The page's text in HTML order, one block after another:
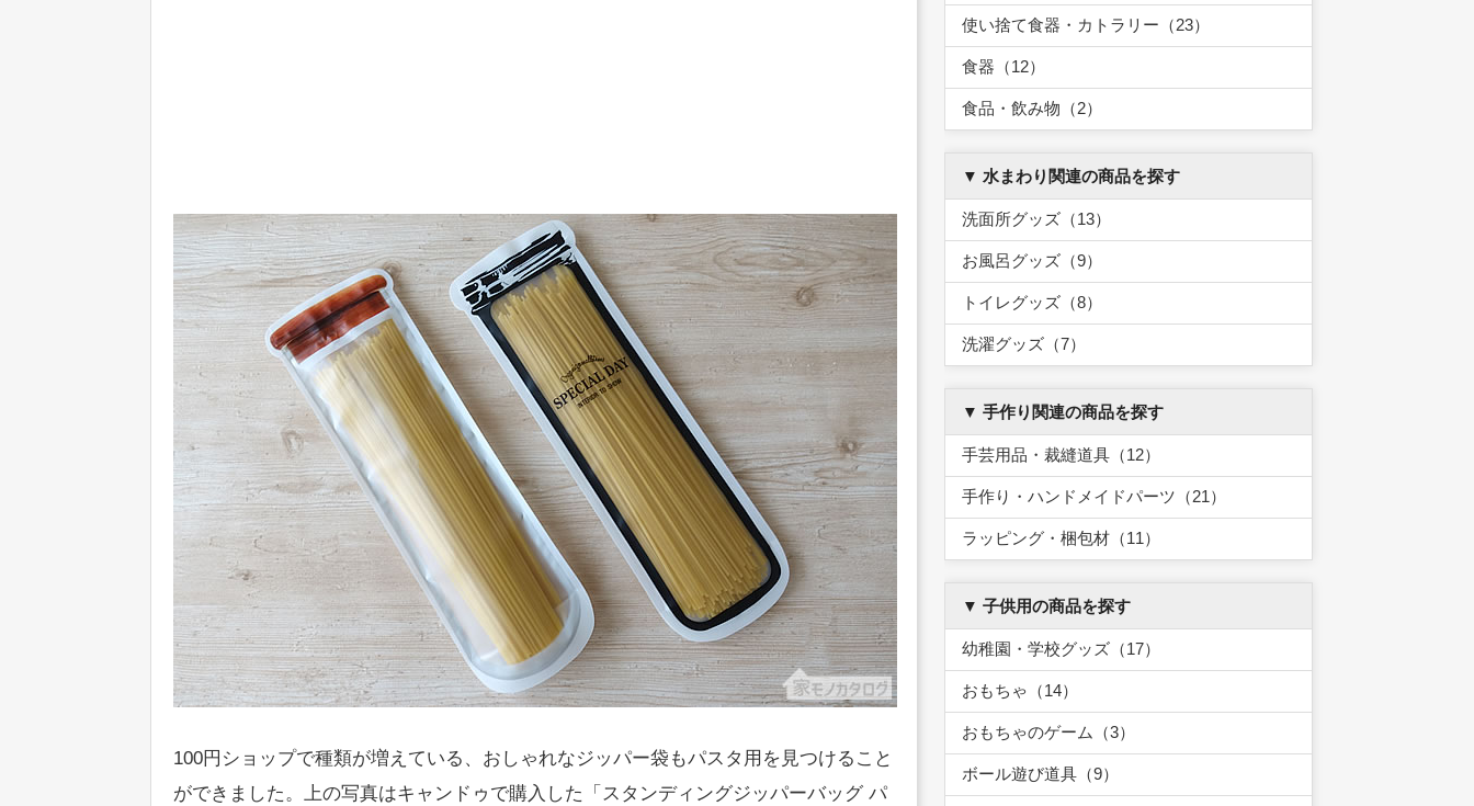
100円ショップで種類が増えている、おしゃれなジッパー袋もパスタ用を見つけること
ができました。上の写真はキャンドゥで購入した「スタンディングジッパーバッグ パ
使い捨て食器・カトラリー（23）
食器（12）
食品・飲み物（2）
▼ 水まわり関連の商品を探す
洗面所グッズ（13）
お風呂グッズ（9）
トイレグッズ（8）
洗濯グッズ（7）
▼ 手作り関連の商品を探す
手芸用品・裁縫道具（12）
手作り・ハンドメイドパーツ（21）
ラッピング・梱包材（11）
▼ 子供用の商品を探す
幼稚園・学校グッズ（17）
おもちゃ（14）
おもちゃのゲーム（3）
ボール遊び道具（9）